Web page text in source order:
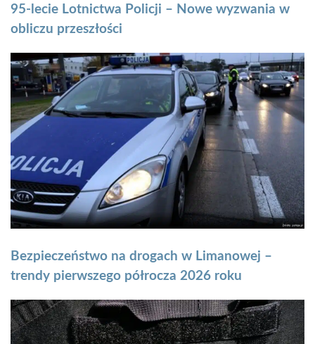
95-lecie Lotnictwa Policji – Nowe wyzwania w
obliczu przeszłości
Bezpieczeństwo na drogach w Limanowej –
trendy pierwszego półrocza 2026 roku